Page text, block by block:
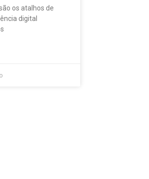
os atalhos de
digital